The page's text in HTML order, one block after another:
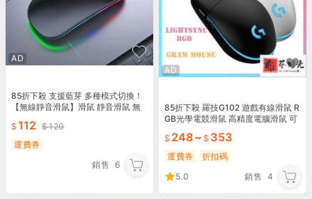
AD
85折下殺 支援藍芽 多種模式切換！
【無線靜音滑鼠】滑鼠 靜音滑鼠 無
靜音滑鼠
112
120
運費券
銷售 6
AD
85折下殺 羅技G102 遊戲有線滑鼠 R
GB光學電競滑鼠 高精度電腦滑鼠 可
248~ 353
運費券
折扣碼
5.0
銷售 4